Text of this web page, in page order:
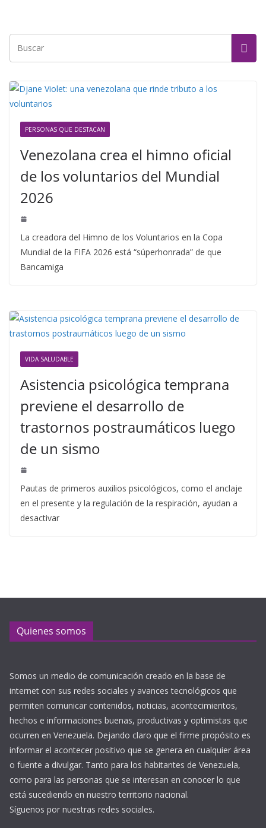
PERSONAS QUE DESTACAN
Venezolana crea el himno oficial
de los voluntarios del Mundial
2026
La creadora del Himno de los Voluntarios en la Copa
Mundial de la FIFA 2026 está “súperhonrada” de que
Bancamiga
VIDA SALUDABLE
Asistencia psicológica temprana
previene el desarrollo de
trastornos postraumáticos luego
de un sismo
Pautas de primeros auxilios psicológicos, como el anclaje
en el presente y la regulación de la respiración, ayudan a
desactivar
Quienes somos
Somos un medio de comunicación creado en la base de
internet con sus redes sociales y avances tecnológicos que
permiten comunicar contenidos, noticias, acontecimientos,
hechos e informaciones buenas, productivas y optimistas que
ocurren en Venezuela. Dejando claro que el firme propósito es
informar el acontecer positivo que se genera en cualquier área
o fuente a divulgar. Tanto para los habitantes de Venezuela,
como para las personas que se interesan en conocer lo que
está sucediendo en nuestro territorio nacional.
Síguenos por nuestras redes sociales.